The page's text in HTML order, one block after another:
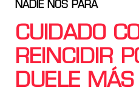
NADIE NOS PARA
CUIDADO
REINCIDIR
DUELE MÁS